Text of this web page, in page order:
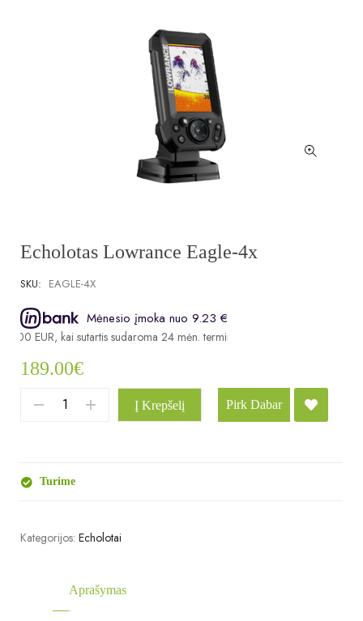
Echolotas Lowrance Eagle-4x
SKU: EAGLE-4X
Mėnesio įmoka nuo 9.23 €
EUR, kai sutartis sudaroma 24 mėn. terminui, metinė palūkanų norma
189.00€
Į Krepšelį Pirk Dabar
Turime
Kategorijos: Echolotai
Aprašymas